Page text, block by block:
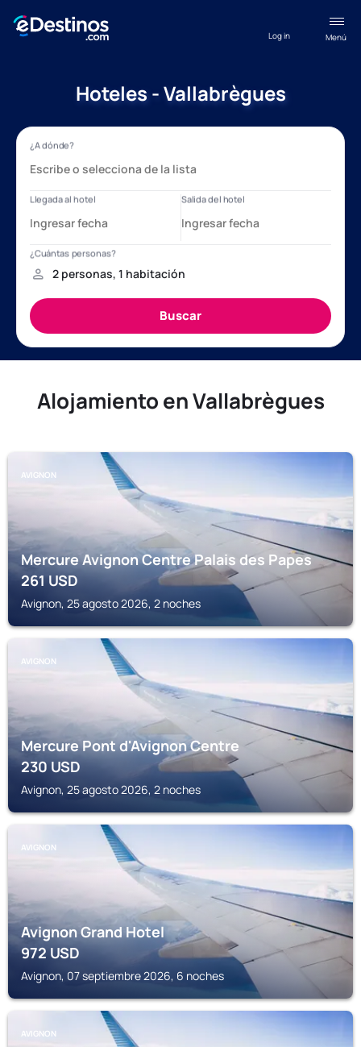
Menú
Log in
Hoteles - Vallabrègues
Alojamiento en Vallabrègues
AVIGNON
Mercure Avignon Centre Palais des Papes
261USD
Avignon, 25 agosto 2026, 2 noches
AVIGNON
Mercure Pont d'Avignon Centre
230USD
Avignon, 25 agosto 2026, 2 noches
AVIGNON
Avignon Grand Hotel
972USD
Avignon, 07 septiembre 2026, 6 noches
AVIGNON